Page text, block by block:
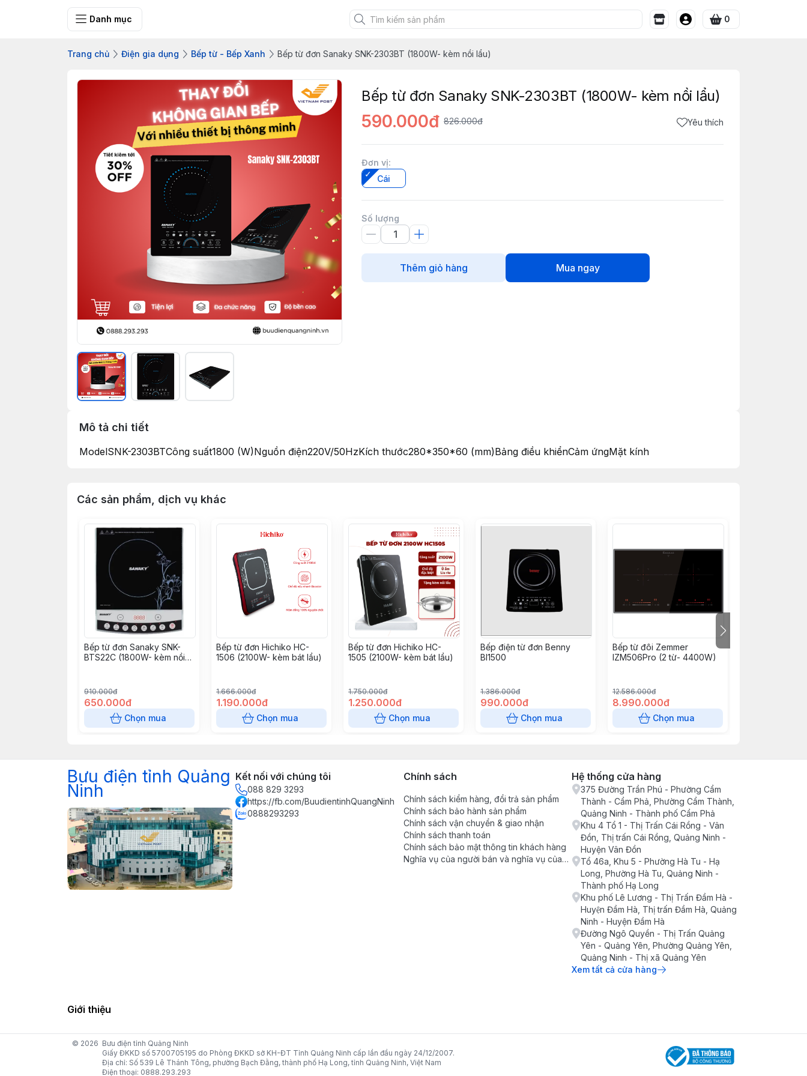
Danh mục 0
Trang chủ Điện gia dụng Bếp từ - Bếp Xanh Bếp từ đơn Sanaky SNK-2303BT (1800W- kèm nồi lẩu)
Bếp từ đơn Sanaky SNK-2303BT (1800W- kèm nồi lẩu)
590.000đ 826.000đ Yêu thích
Đơn vị:
Cái
Số lượng
Thêm giỏ hàng Mua ngay
Mô tả chi tiết
ModelSNK-2303BTCông suất1800 (W)Nguồn điện220V/50HzKích thước280*350*60 (mm)Bảng điều khiểnCảm ứngMặt kính
Các sản phẩm, dịch vụ khác
Bếp từ đơn Sanaky SNK-
BTS22C (1800W- kèm nồi
910.000đ
650.000đ
Chọn mua
Bếp từ đơn Hichiko HC-
1506 (2100W- kèm bát lẩu)
1.666.000đ
1.190.000đ
Chọn mua
Bếp từ đơn Hichiko HC-
1505 (2100W- kèm bát lẩu)
1.750.000đ
1.250.000đ
Chọn mua
Bếp điện từ đơn Benny
BI1500
1.386.000đ
990.000đ
Chọn mua
Bếp từ đôi Zemmer
IZM506Pro (2 từ- 4400W)
12.586.000đ
8.990.000đ
Chọn mua
Bưu điện tỉnh Quảng
Ninh
Kết nối với chúng tôi
088 829 3293
https://fb.com/BuudientinhQuangNinh
0888293293
Chính sách
Chính sách kiểm hàng, đổi trả sản phẩm
Chính sách bảo hành sản phẩm
Chính sách vận chuyển & giao nhận
Chính sách thanh toán
Chính sách bảo mật thông tin khách hàng
Nghĩa vụ của người bán và nghĩa vụ của
Hệ thống cửa hàng
375 Đường Trần Phú - Phường Cẩm
Thành - Cẩm Phả, Phường Cẩm Thành,
Quảng Ninh - Thành phố Cẩm Phả
Khu 4 Tổ 1 - Thị Trấn Cái Rồng - Vân
Đồn, Thị trấn Cái Rồng, Quảng Ninh -
Huyện Vân Đồn
Tổ 46a, Khu 5 - Phường Hà Tu - Hạ
Long, Phường Hà Tu, Quảng Ninh -
Thành phố Hạ Long
Khu phố Lê Lương - Thị Trấn Đầm Hà -
Huyện Đầm Hà, Thị trấn Đầm Hà, Quảng
Ninh - Huyện Đầm Hà
Đường Ngô Quyền - Thị Trấn Quảng
Yên - Quảng Yên, Phường Quảng Yên,
Quảng Ninh - Thị xã Quảng Yên
Xem tất cả cửa hàng
Giới thiệu
© 2026 Bưu điện tỉnh Quảng Ninh
Giấy ĐKKD số 5700705195 do Phòng ĐKKD sở KH-ĐT Tỉnh Quảng Ninh cấp lần đầu ngày 24/12/2007.
Địa chỉ: Số 539 Lê Thánh Tông, phường Bạch Đằng, thành phố Hạ Long, tỉnh Quảng Ninh, Việt Nam
Điện thoại: 0888.293.293